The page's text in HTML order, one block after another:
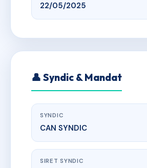
22/05/2025
👤 Syndic & Mandat
SYNDIC
CAN SYNDIC
SIRET SYNDIC